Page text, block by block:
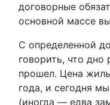
договорные
основной массе
С определенной
говорить, что
прошел. Цена
года, и сегодня
(иногда — едва